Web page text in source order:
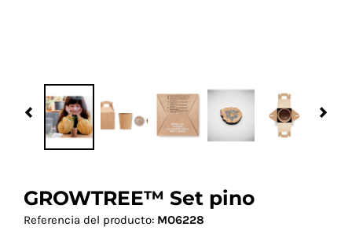
Previous
GROWTREE™ Set pino
Referencia del producto: MO6228